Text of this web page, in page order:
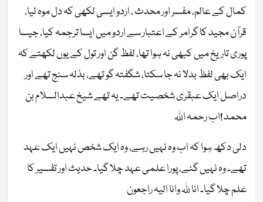
کمال کے عالم، مفسر اور محدث ، اردو ایسی لکھی کہ دل موہ لیا،
قرآن مجید کا گرامر کے اعتبار سے اردو میں ایسا ترجمہ کیا، جیسا
پوری تاریخ میں کبھی نہ ہوا تھا، لفظ گن اور تول کے یوں لکھتے کہ
ایک بھی لفظ بدلا نہ جا سکتا، شگفتہ گو تھے، بذلہ سنج تھے اور
دراصل ایک عبقری شخصیت تھے۔ یہ تھے شیخ عبدالسلام بن
محمد !اب رحمہ اللہ
دلی دکھ ہوا کہ اب وہ نہیں رہے، وہ ایک شخص نہیں ایک عہد
تھے۔ وہ نہیں گئے، پورا علمی عہد چلا گیا۔ حدیث اور تفسیر کا
علم چلا گیا۔ انا للہ وانا الیہ راجعون